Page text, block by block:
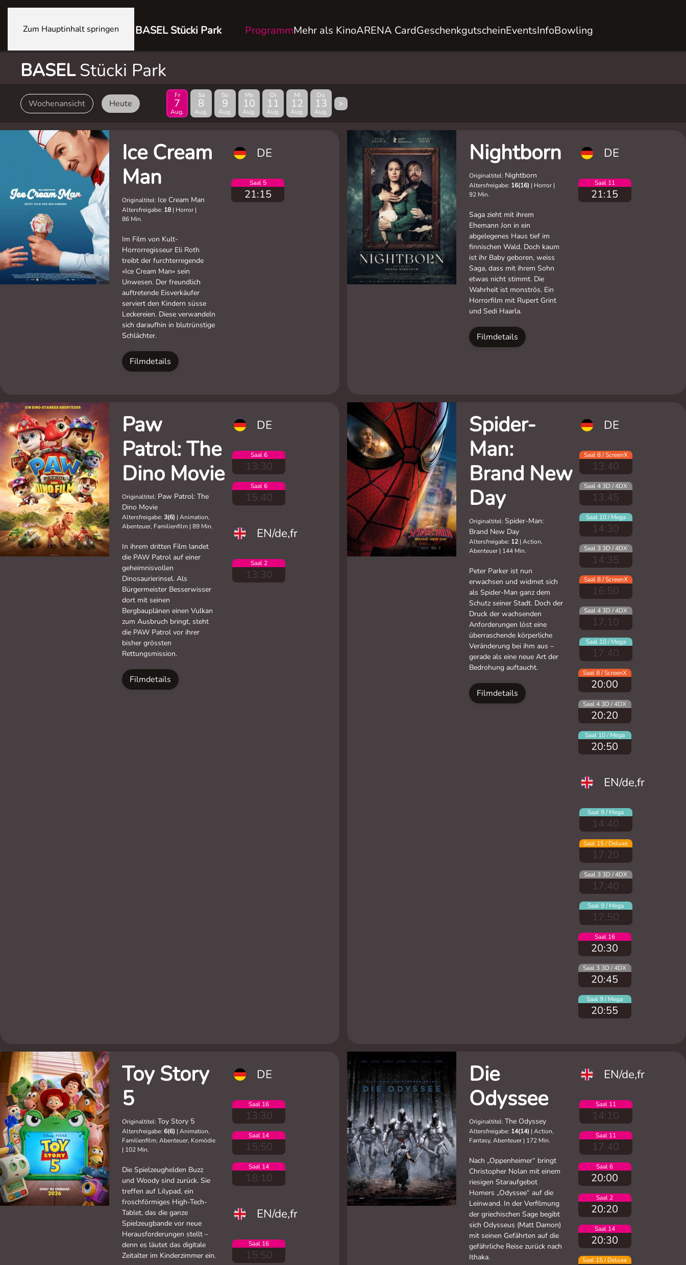
Zum Hauptinhalt springen BASEL Stücki Park ProgrammMehr als KinoARENA CardGeschenkgutscheinEventsInfoBowling
BASELStücki Park
Wochenansicht Heute
Fr
7
Aug.
Sa
8
Aug.
So
9
Aug.
Mo
10
Aug.
Di
11
Aug.
Mi
12
Aug.
Do
13
Aug.
>
Ice Cream
Man
Originaltitel: Ice Cream Man
Altersfreigabe: 18 | Horror |
86 Min.
Im Film von Kult-
Horrorregisseur Eli Roth
treibt der furchterregende
«Ice Cream Man» sein
Unwesen. Der freundlich
auftretende Eisverkäufer
serviert den Kindern süsse
Leckereien. Diese verwandeln
sich daraufhin in blutrünstige
Schlächter.
Filmdetails
DE
Saal 5
21:15
Nightborn
Originaltitel: Nightborn
Altersfreigabe: 16(16) | Horror |
92 Min.
Saga zieht mit ihrem
Ehemann Jon in ein
abgelegenes Haus tief im
finnischen Wald. Doch kaum
ist ihr Baby geboren, weiss
Saga, dass mit ihrem Sohn
etwas nicht stimmt. Die
Wahrheit ist monströs. Ein
Horrorfilm mit Rupert Grint
und Sedi Haarla.
Filmdetails
DE
Saal 11
21:15
Paw
Patrol: The
Dino Movie
Originaltitel: Paw Patrol: The
Dino Movie
Altersfreigabe: 3(6) | Animation,
Abenteuer, Familienfilm | 89 Min.
In ihrem dritten Film landet
die PAW Patrol auf einer
geheimnisvollen
Dinosaurierinsel. Als
Bürgermeister Besserwisser
dort mit seinen
Bergbauplänen einen Vulkan
zum Ausbruch bringt, steht
die PAW Patrol vor ihrer
bisher grössten
Rettungsmission.
Filmdetails
DE
Saal 6
13:30
Saal 6
15:40
EN/de,fr
Saal 2
13:30
Spider-
Man:
Brand New
Day
Originaltitel: Spider-Man:
Brand New Day
Altersfreigabe: 12| Action,
Abenteuer | 144 Min.
Peter Parker ist nun
erwachsen und widmet sich
als Spider-Man ganz dem
Schutz seiner Stadt. Doch der
Druck der wachsenden
Anforderungen löst eine
überraschende körperliche
Veränderung bei ihm aus –
gerade als eine neue Art der
Bedrohung auftaucht.
Filmdetails
DE
Saal 8 / ScreenX
13:40
Saal 4 3D / 4DX
13:45
Saal 10 / Mega
14:30
Saal 3 3D / 4DX
14:35
Saal 8 / ScreenX
16:50
Saal 4 3D / 4DX
17:10
Saal 10 / Mega
17:40
Saal 8 / ScreenX
20:00
Saal 4 3D / 4DX
20:20
Saal 10 / Mega
20:50
EN/de,fr
Saal 9 / Mega
14:40
Saal 15 / Deluxe
17:20
Saal 3 3D / 4DX
17:40
Saal 9 / Mega
17:50
Saal 16
20:30
Saal 3 3D / 4DX
20:45
Saal 9 / Mega
20:55
Toy Story
5
Originaltitel: Toy Story 5
Altersfreigabe: 6(6) | Animation,
Familienfilm, Abenteuer, Komödie
| 102 Min.
Die Spielzeughelden Buzz
und Woody sind zurück. Sie
treffen auf Lilypad, ein
froschförmiges High-Tech-
Tablet, das die ganze
Spielzeugbande vor neue
Herausforderungen stellt –
denn es läutet das digitale
Zeitalter im Kinderzimmer ein.
DE
Saal 16
13:30
Saal 14
15:50
Saal 14
18:10
EN/de,fr
Saal 16
15:50
Die
Odyssee
Originaltitel: The Odyssey
Altersfreigabe: 14(14) | Action,
Fantasy, Abenteuer | 172 Min.
Nach „Oppenheimer“ bringt
Christopher Nolan mit einem
riesigen Staraufgebot
Homers „Odyssee“ auf die
Leinwand. In der Verfilmung
der griechischen Sage begibt
sich Odysseus (Matt Damon)
mit seinen Gefährten auf die
gefährliche Reise zurück nach
Ithaka.
EN/de,fr
Saal 11
14:10
Saal 11
17:40
Saal 6
20:00
Saal 2
20:20
Saal 14
20:30
Saal 15 / Deluxe